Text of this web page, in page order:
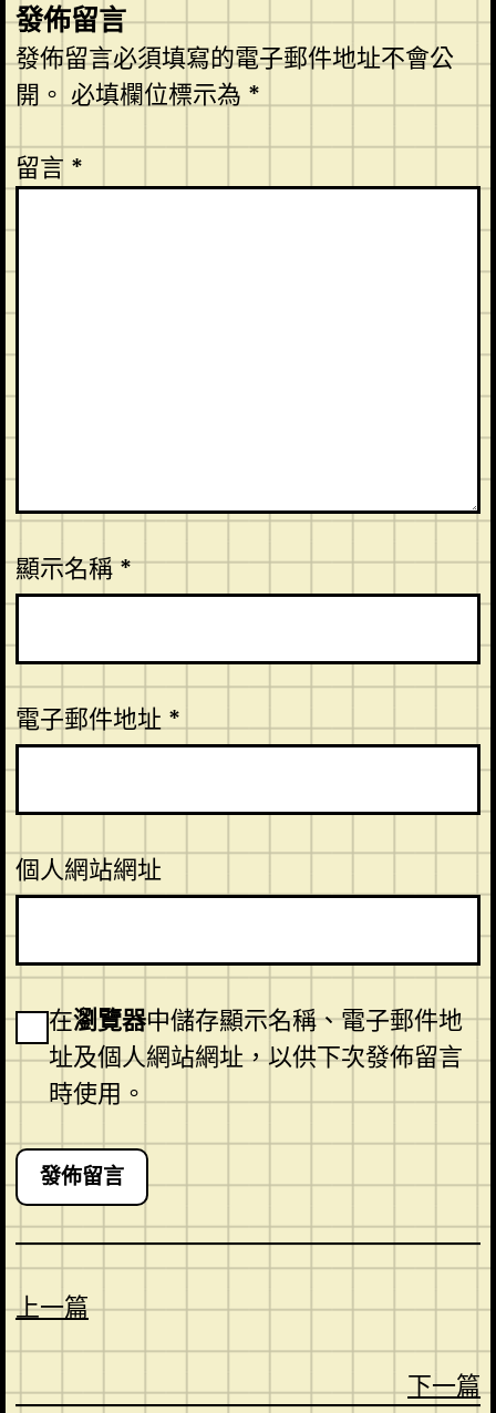
發佈留言
發佈留言必須填寫的電子郵件地址不會公
開。 必填欄位標示為*
留言 *
顯示名稱*
電子郵件地址*
個人網站網址
在瀏覽器中儲存顯示名稱、電子郵件地
址及個人網站網址，以供下次發佈留言
時使用。
上一篇
下一篇